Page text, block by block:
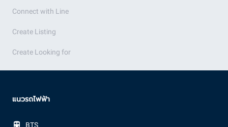
Connect with Line
Create Listing
Create Looking for
แนวรถไฟฟ้า
BTS